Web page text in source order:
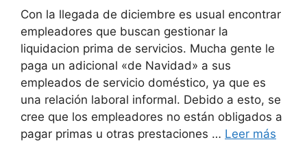
Con la llegada de diciembre es usual encontrar
empleadores que buscan gestionar la
liquidacion prima de servicios. Mucha gente le
paga un adicional «de Navidad» a sus
empleados de servicio doméstico, ya que es
una relación laboral informal. Debido a esto, se
cree que los empleadores no están obligados a
pagar primas u otras prestaciones … Leer más